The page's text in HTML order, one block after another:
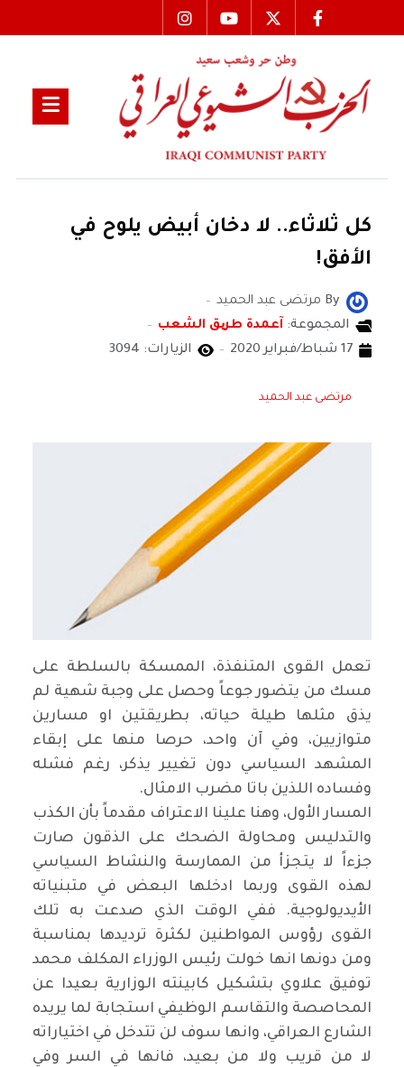
كل ثلاثاء.. لا دخان أبيض يلوح في
الأفق!
By مرتضى عبد الحميد
المجموعة: آعمدة طریق الشعب
17 شباط/فبراير 2020
الزيارات: 3094
مرتضى عبد الحميد
تعمل القوى المتنفذة، الممسكة بالسلطة على
مسك من يتضور جوعاً وحصل على وجبة شهية لم
يذق مثلها طيلة حياته، بطريقتين او مسارين
متوازيين، وفي آن واحد، حرصا منها على إبقاء
المشهد السياسي دون تغيير يذكر، رغم فشله
وفساده اللذين باتا مضرب الامثال.
المسار الأول، وهنا علينا الاعتراف مقدماً بأن الكذب
والتدليس ومحاولة الضحك على الذقون صارت
جزءاً لا يتجزأ من الممارسة والنشاط السياسي
لهذه القوى وربما ادخلها البعض في متبنياته
الأيديولوجية. ففي الوقت الذي صدعت به تلك
القوى رؤوس المواطنين لكثرة ترديدها بمناسبة
ومن دونها انها خولت رئيس الوزراء المكلف محمد
توفيق علاوي بتشكيل كابينته الوزارية بعيدا عن
المحاصصة والتقاسم الوظيفي استجابة لما يريده
الشارع العراقي، وانها سوف لن تتدخل في اختياراته
لا من قريب ولا من بعيد، فانها في السر وفي